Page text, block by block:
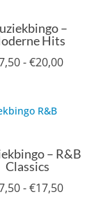
–
Hits
-€20,00
– R&B
Classics
-€17,50